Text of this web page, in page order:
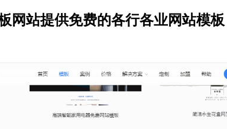
网站提供免费的各行各业网站模板